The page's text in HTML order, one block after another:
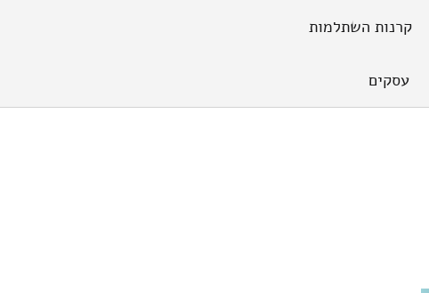
קרנות השתלמות
עסקים